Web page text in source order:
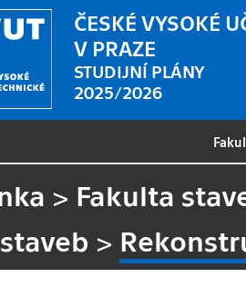
ČESKÉ VYSOKÉ
V PRAZE
STUDIJNÍ PLÁNY
2025/2026
> Fakulta
>